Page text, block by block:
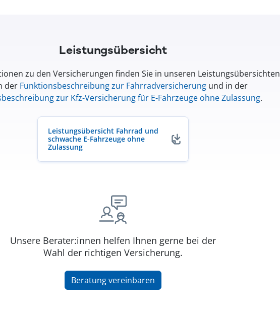
Leistungsübersicht
zu den Versicherungen finden Sie in unseren Leistungsübersichten
der Funktionsbeschreibung zur Fahrradversicherung und in der
zur Kfz-Versicherung für E-Fahrzeuge ohne Zulassung.
Leistungsübersicht Fahrrad und
schwache E-Fahrzeuge ohne
Zulassung
Unsere Berater:innen helfen Ihnen gerne bei der
Wahl der richtigen Versicherung.
Beratung vereinbaren